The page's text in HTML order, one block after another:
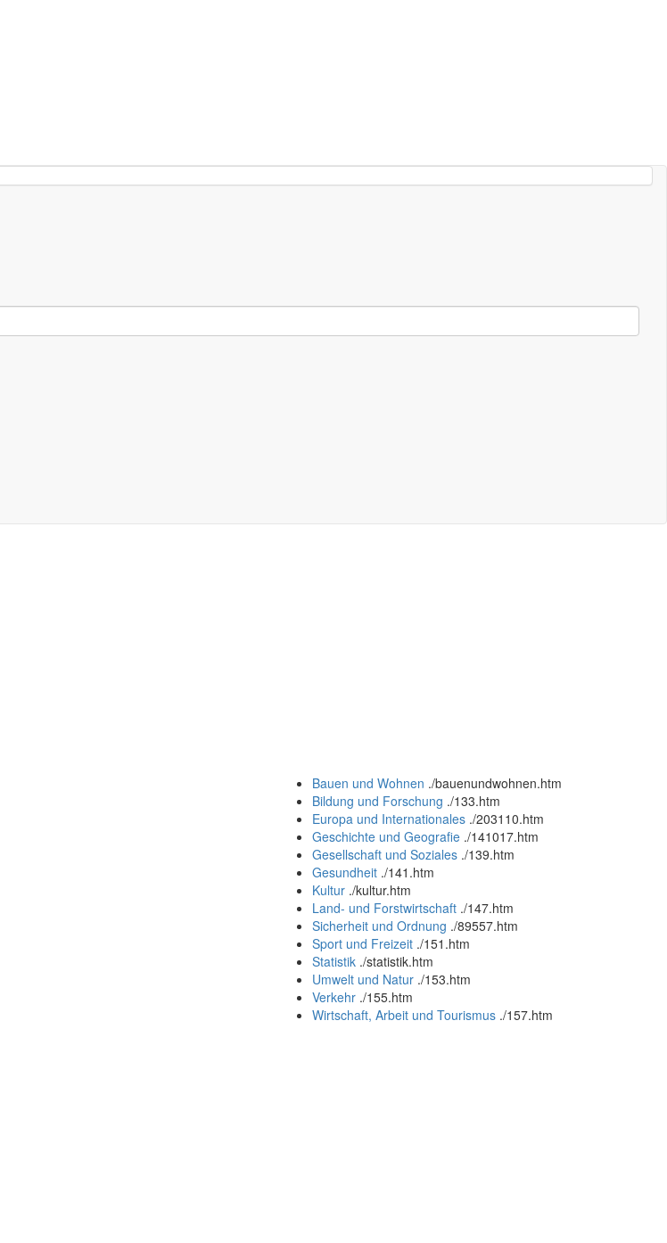
Bauen und Wohnen ./bauenundwohnen.htm
Bildung und Forschung ./133.htm
Europa und Internationales ./203110.htm
Geschichte und Geografie ./141017.htm
Gesellschaft und Soziales ./139.htm
Gesundheit ./141.htm
Kultur ./kultur.htm
Land- und Forstwirtschaft ./147.htm
Sicherheit und Ordnung ./89557.htm
Sport und Freizeit ./151.htm
Statistik ./statistik.htm
Umwelt und Natur ./153.htm
Verkehr ./155.htm
Wirtschaft, Arbeit und Tourismus ./157.htm